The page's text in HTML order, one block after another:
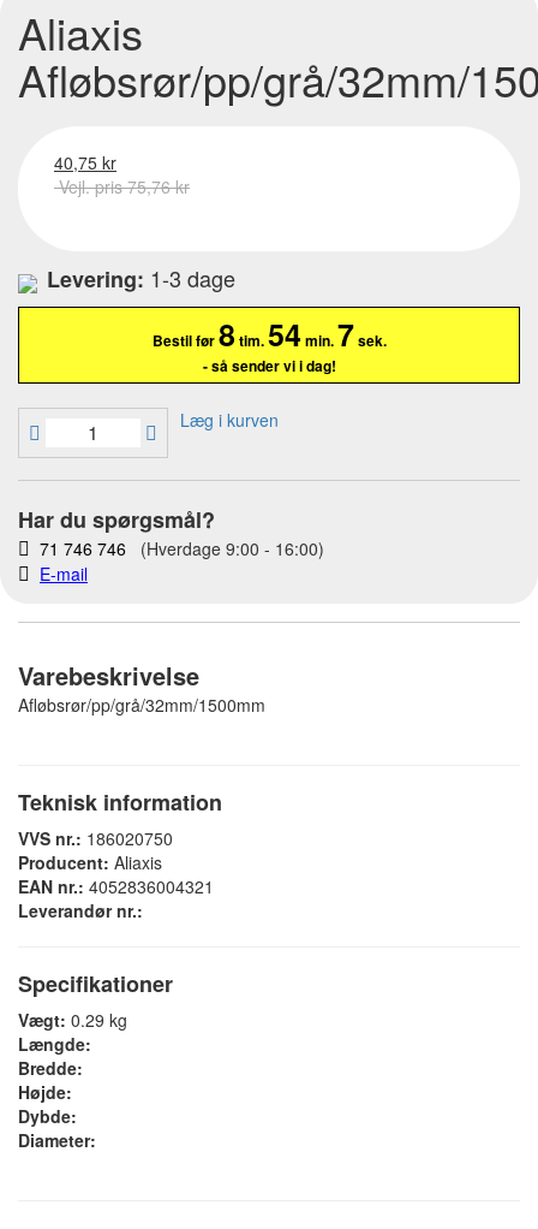
Aliaxis
Afløbsrør/pp/grå/32mm/
40,75 kr
Vejl. pris 75,76 kr
Levering: 1-3 dage
Bestil før8 tim.54 min.7sek.
- så sender vi i dag!
Læg i kurven
Har du spørgsmål?
71 746 746 (Hverdage 9:00 - 16:00)
E-mail
Varebeskrivelse
Afløbsrør/pp/grå/32mm/1500mm
Teknisk information
VVS nr.: 186020750
Producent: Aliaxis
EAN nr.: 4052836004321
Leverandør nr.:
Specifikationer
Vægt: 0.29 kg
Længde:
Bredde:
Højde:
Dybde:
Diameter: